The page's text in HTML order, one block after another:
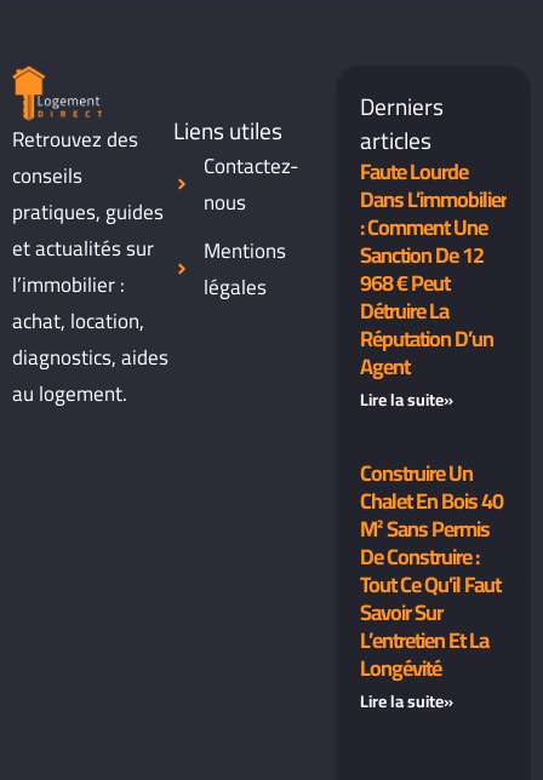
Retrouvez des
conseils
pratiques, guides
et actualités sur
l’immobilier :
achat, location,
diagnostics, aides
au logement.
Liens utiles
Contactez-
nous
Mentions
légales
Derniers
articles
Faute Lourde
Dans L’immobilier
: Comment Une
Sanction De 12
968 € Peut
Détruire La
Réputation D’un
Agent
Lire la suite»
Construire Un
Chalet En Bois 40
M² Sans Permis
De Construire :
Tout Ce Qu’il Faut
Savoir Sur
L’entretien Et La
Longévité
Lire la suite»